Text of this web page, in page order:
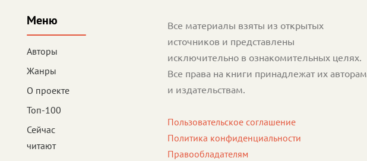
Меню
Авторы
Жанры
О проекте
Топ-100
Сейчас
читают
Все материалы взяты из открытых
источников и представлены
исключительно в ознакомительных целях.
Все права на книги принадлежат их авторам
и издательствам.
Пользовательское соглашение
Политика конфиденциальности
Правообладателям